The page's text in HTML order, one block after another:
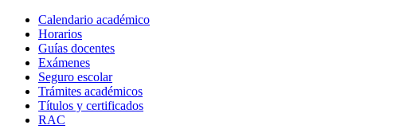
Calendario académico
Horarios
Guías docentes
Exámenes
Seguro escolar
Trámites académicos
Títulos y certificados
RAC